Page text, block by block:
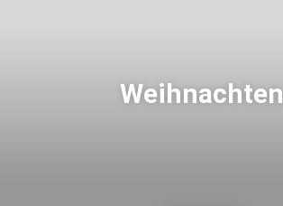
Weihnachten